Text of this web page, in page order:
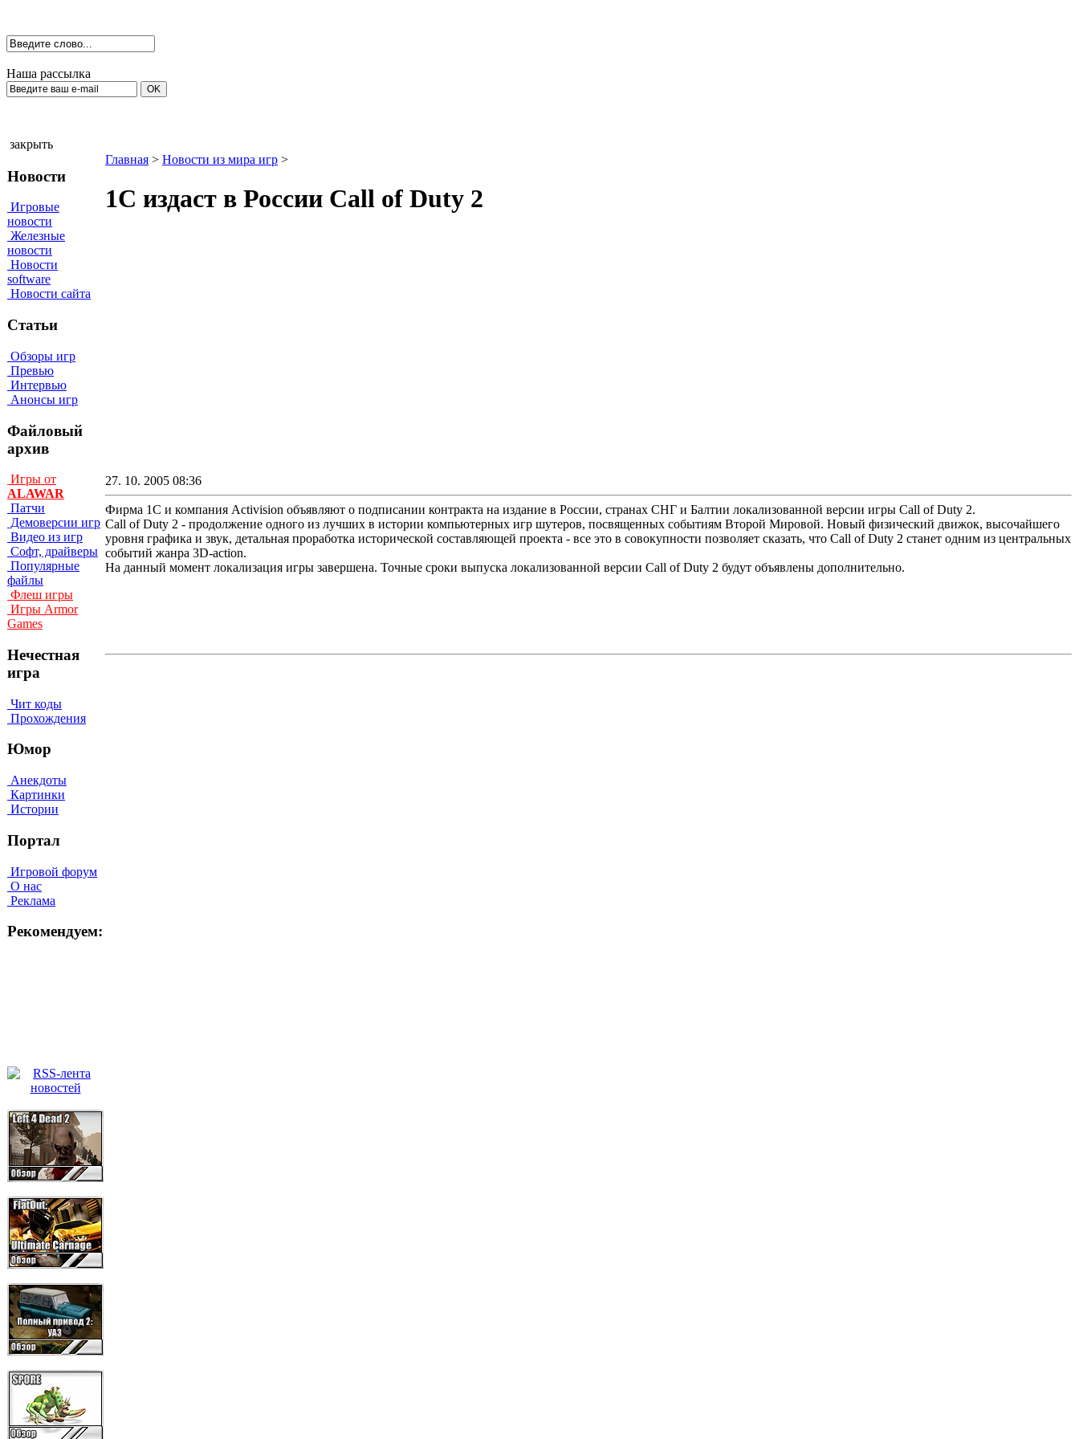
Наша рассылка
закрыть
Новости
Игровые
новости
Железные
новости
Новости
software
Новости сайта
Статьи
Обзоры игр
Превью
Интервью
Анонсы игр
Файловый
архив
Игры от
ALAWAR
Патчи
Демоверсии игр
Видео из игр
Софт, драйверы
Популярные
файлы
Флеш игры
Игры Armor
Games
Нечестная
игра
Чит коды
Прохождения
Юмор
Анекдоты
Картинки
Истории
Портал
Игровой форум
О нас
Реклама
Рекомендуем:
Главная > Новости из мира игр >
1C издаст в Росcии Call of Duty 2
27. 10. 2005 08:36
Фирма 1С и компания Activision объявляют о подписании контракта на издание в России, странах СНГ и Балтии локализованной версии игры Call of Duty 2.
Call of Duty 2 - продолжение одного из лучших в истории компьютерных игр шутеров, посвященных событиям Второй Мировой. Новый физический движок, высочайшего
уровня графика и звук, детальная проработка исторической составляющей проекта - все это в совокупности позволяет сказать, что Call of Duty 2 станет одним из центральных
событий жанра 3D-action.
На данный момент локализация игры завершена. Точные сроки выпуска локализованной версии Call of Duty 2 будут объявлены дополнительно.